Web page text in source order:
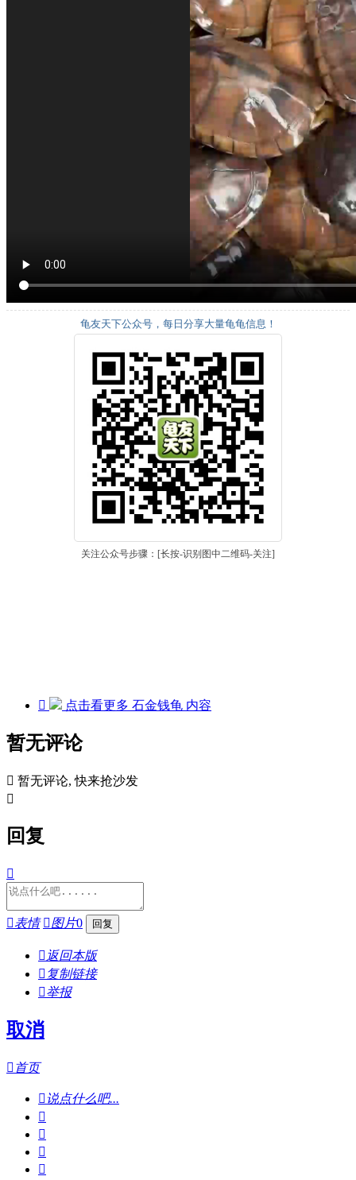
龟友天下公众号，每日分享大量龟龟信息！
关注公众号步骤：[长按-识别图中二维码-关注]
 点击看更多 石金钱龟 内容
暂无评论
 暂无评论, 快来抢沙发

回复

表情 图片0
 返回本版
 复制链接
举报
取消
 首页
说点什么吧...



